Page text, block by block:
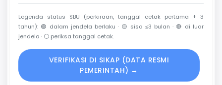
Legenda status SBU (perkiraan, tanggal cetak pertama + 3
tahun): 🟢 dalam jendela berlaku · 🟡 sisa ≤3 bulan · 🔴 di luar
jendela · ⚪ periksa tanggal cetak.
VERIFIKASI DI SIKAP (DATA RESMI
PEMERINTAH) →